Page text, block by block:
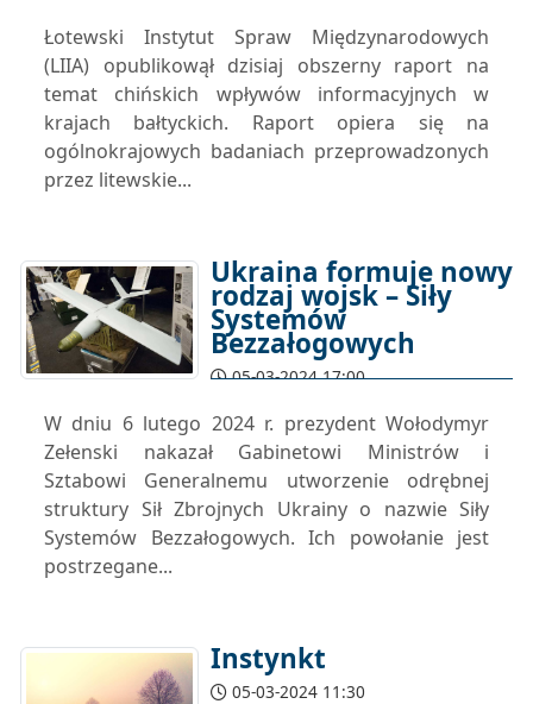
Łotewski Instytut Spraw Międzynarodowych
(LIIA) opublikowął dzisiaj obszerny raport na
temat chińskich wpływów informacyjnych w
krajach bałtyckich. Raport opiera się na
ogólnokrajowych badaniach przeprowadzonych
przez litewskie...
Ukraina formuje nowy
rodzaj wojsk – Siły
Systemów
Bezzałogowych
05-03-2024 17:00
W dniu 6 lutego 2024 r. prezydent Wołodymyr
Zełenski nakazał Gabinetowi Ministrów i
Sztabowi Generalnemu utworzenie odrębnej
struktury Sił Zbrojnych Ukrainy o nazwie Siły
Systemów Bezzałogowych. Ich powołanie jest
postrzegane...
Instynkt
05-03-2024 11:30